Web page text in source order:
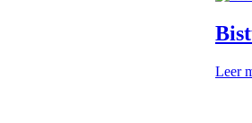
Leer